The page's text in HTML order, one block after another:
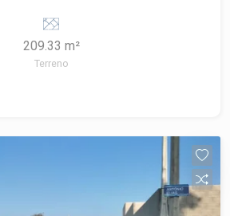
lazer ou investimento -
na Costa Rica - Região
valorização imobiliária - Ótima
209.33 m²
Terreno